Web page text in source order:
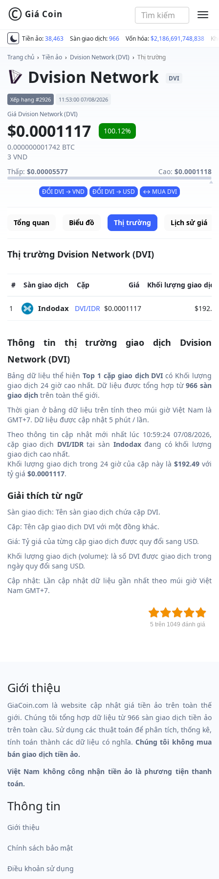
Tiền ảo:38,463 Sàn giao dịch:966 Vốn hóa:$2,186,691,748,838
© Giá Coin
Trang chủ › Tiền ảo › Dvision Network (DVI) › Thị trường
Dvision Network DVI
Xếp hạng #2926 11:53:00 07/08/2026
Giá Dvision Network (DVI)
$0.0001117
100.12%
0.000000001742 BTC
3 VND
Thấp: $0.00005577 Cao: $0.0001118
ĐỔI DVI → VND ĐỔI DVI → USD ↔ MUA DVI
Tổng quan Biểu đồ Thị trường Lịch sử giá
Thị trường Dvision Network (DVI)
# Sàn giao dịch Cặp Giá Khối lượng giao dịch
1 Indodax DVI/IDR $0.0001117
Thông tin thị trường giao dịch Dvision
Network (DVI)
Bảng dữ liệu thể hiệnTop 1 cặp giao dịch DVI có Khối lượng
giao dịch 24 giờ cao nhất. Dữ liệu được tổng hợp từ 966 sàn
giao dịch trên toàn thế giới.
Thời gian ở bảng dữ liệu trên tính theo múi giờ Việt Nam là
GMT+7. Dữ liệu được cập nhật 5 phút / lần.
Theo thông tin cập nhật mới nhất lúc 10:59:24 07/08/2026,
cặp giao dịch DVI/IDRtại sàn Indodaxđang có khối lượng
giao dịch cao nhất.
Khối lượng giao dịch trong 24 giờ của cặp này là$192.49 với
tỷ giá $0.0001117.
Giải thích từ ngữ
Sàn giao dịch: Tên sàn giao dịch chứa cặp DVI.
Cặp: Tên cặp giao dịch DVI với một đồng khác.
Giá: Tỷ giá của từng cặp giao dịch được quy đổi sang USD.
Khối lượng giao dịch (volume): là số DVI được giao dịch trong
ngày quy đổi sang USD.
Cập nhật: Lần cập nhật dữ liệu gần nhất theo múi giờ Việt
Nam GMT+7.
5 trên 1049 đánh giá
Giới thiệu
GiaCoin.com là website cập nhật giá tiền ảo trên toàn thế
giới. Chúng tôi tổng hợp dữ liệu từ 966 sàn giao dịch tiền ảo
trên toàn cầu. Sử dụng các thuật toán để phân tích, thống kê,
tính toán thành các dữ liệu có nghĩa.Chúng tôi không mua
bán giao dịch tiền ảo.
Việt Nam không công nhận tiền ảo là phương tiện thanh
toán.
Thông tin
Giới thiệu
Chính sách bảo mật
Điều khoản sử dụng